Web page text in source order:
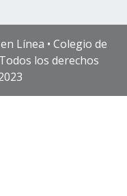
Línea • Colegio de
los derechos